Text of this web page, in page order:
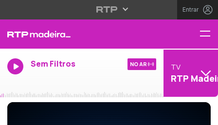
Entrar
Sem Filtros NO AR TV
RTP